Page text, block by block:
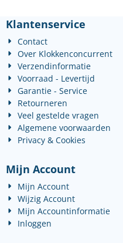
Klantenservice
Contact
Over Klokkenconcurrent
Verzendinformatie
Voorraad - Levertijd
Garantie - Service
Retourneren
Veel gestelde vragen
Algemene voorwaarden
Privacy & Cookies
Mijn Account
Mijn Account
Wijzig Account
Mijn Accountinformatie
Inloggen